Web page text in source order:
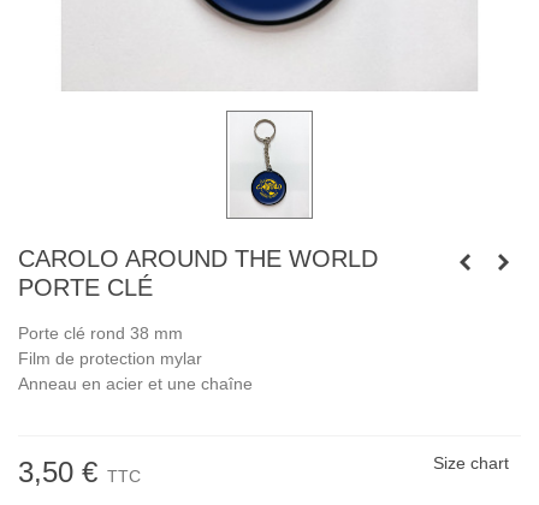
CAROLO AROUND THE WORLD
PORTE CLÉ
Porte clé rond 38 mm
Film de protection mylar
Anneau en acier et une chaîne
3,50 € TTC
Size chart